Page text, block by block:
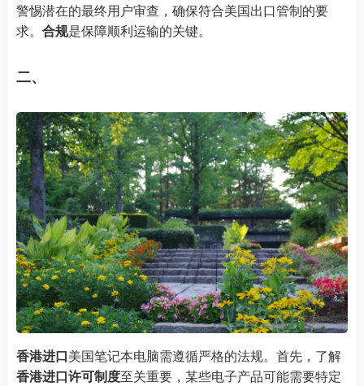
警惕潜在的最终用户审查，确保符合美国出口管制的要
求。 合规是保障顺利运输的关键。
二、
香港进口美国笔记本电脑需遵循严格的法规。首先，了解
香港进口许可制度至关重要，某些电子产品可能需要特定